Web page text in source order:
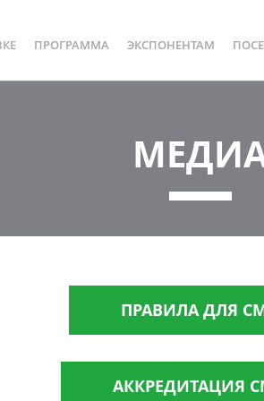
ПРОГРАММА ЭКСПОНЕНТАМ
ПРАВИЛА ДЛЯ
АККРЕДИТАЦИЯ